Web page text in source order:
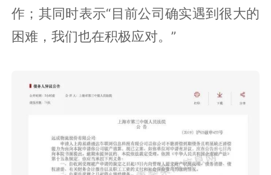
作；其同时表示“目前公司确实遇到很大的
困难，我们也在积极应对。”